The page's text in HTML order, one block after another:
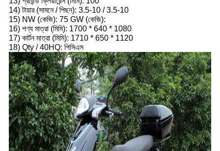
14) টায়ার (সামনে / পিছন): 3.5-10 / 3.5-10
15) NW (কেজি): 75 GW (কেজি):
16) পণ্য মাত্রা (মিমি): 1700 * 640 * 1080
17) কার্টন মাত্রা (মিমি): 1710 * 650 * 1120
18) Qty / 40HQ: পিসিএস